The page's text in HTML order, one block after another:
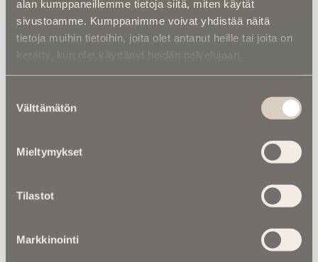
alan kumppaneillemme tietoja siitä, miten käytät
sivustoamme. Kumppanimme voivat yhdistää näitä
tietoja muihin tietoihin, joita olet antanut heille tai joita on
kerätty, kun olet käyttänyt heidän palvelujaan.
valinta
Välttämätön
Mieltymykset
Tilastot
Markkinointi
Luetuimmat
Kalenterista |
Ior Bock – Mytologi ja
Kuolinuutiset |
hallintaoikeus siirtyy vuosikymmenten
Kuolema koskettaa |